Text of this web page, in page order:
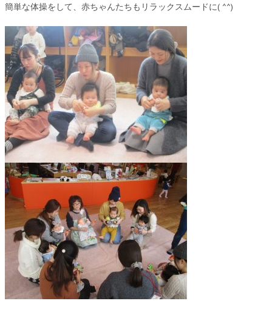
簡単な体操をして、赤ちゃんたちもリラックスムードに( ^^)